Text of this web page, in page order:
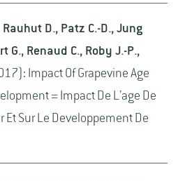
D., Patz C.-D., Jung
G., Renaud C., Roby J.-P.,
Impact Of Grapevine Age
= Impact De L’age De
Et Sur Le Developpement De